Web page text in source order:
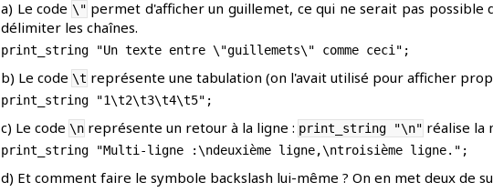
a) Le code \" permet d'afficher un guillemet, ce qui ne serait pas
délimiter les chaînes.
b) Le code \t représente une tabulation (on l'avait utilisé pour afficher
c) Le code \n représente un retour à la ligne : print_string "\n" réalise la
d) Et comment faire le symbole backslash lui-même ? On en met deux de